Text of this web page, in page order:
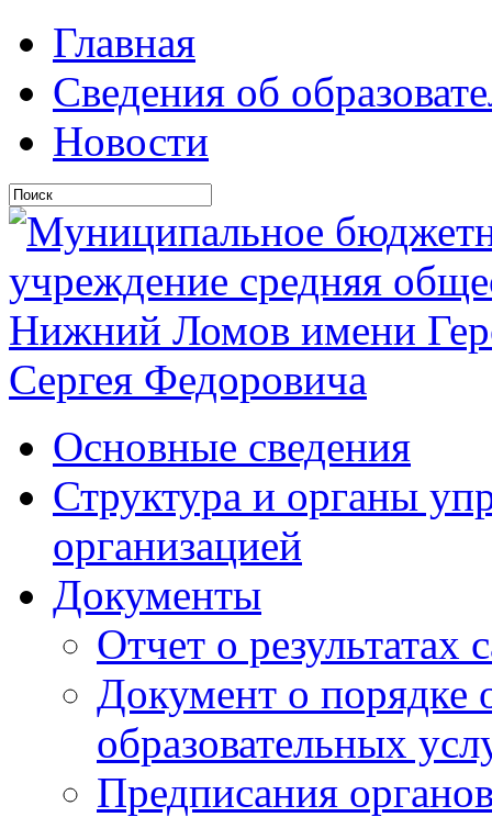
Главная
Сведения об
Новости
Основные сведения
Структура и органы
организацией
Документы
Отчет о результатах
Документ о порядке
образовательных
Предписания